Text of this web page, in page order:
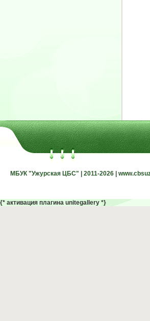
МБУК "Ужурская ЦБС" | 2011-2026 | www.cbsuzr.ru
МБУК "Ужурская ЦБС" | 2011-2026 |
{* активация плагина unitegallery *}